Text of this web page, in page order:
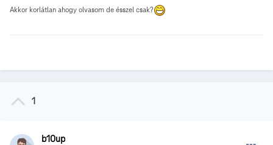
Akkor korlátlan ahogy olvasom de ésszel csak?
1
b10up